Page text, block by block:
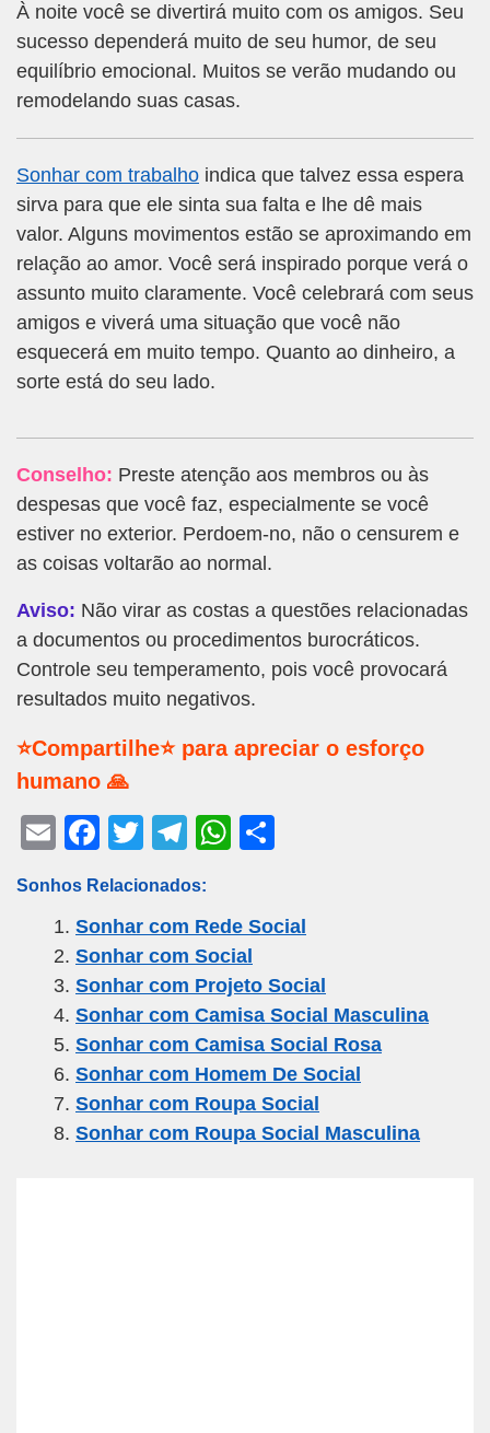
À noite você se divertirá muito com os amigos. Seu
sucesso dependerá muito de seu humor, de seu
equilíbrio emocional. Muitos se verão mudando ou
remodelando suas casas.
Sonhar com trabalho indica que talvez essa espera
sirva para que ele sinta sua falta e lhe dê mais
valor. Alguns movimentos estão se aproximando em
relação ao amor. Você será inspirado porque verá o
assunto muito claramente. Você celebrará com seus
amigos e viverá uma situação que você não
esquecerá em muito tempo. Quanto ao dinheiro, a
sorte está do seu lado.
Conselho: Preste atenção aos membros ou às
despesas que você faz, especialmente se você
estiver no exterior. Perdoem-no, não o censurem e
as coisas voltarão ao normal.
Aviso: Não virar as costas a questões relacionadas
a documentos ou procedimentos burocráticos.
Controle seu temperamento, pois você provocará
resultados muito negativos.
⭐Compartilhe⭐ para apreciar o esforço
humano 🙏
E
ail
F
c
e
b
o
o
k
T
tt
er
T
e
gr
a
m
W
s
A
p
p
e
Sonhos Relacionados:
Sonhar com Rede Social
Sonhar com Social
Sonhar com Projeto Social
Sonhar com Camisa Social Masculina
Sonhar com Camisa Social Rosa
Sonhar com Homem De Social
Sonhar com Roupa Social
Sonhar com Roupa Social Masculina